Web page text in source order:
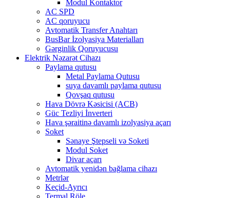
Modul Kontaktor
AC SPD
AC qoruyucu
Avtomatik Transfer Anahtarı
BusBar İzolyasiya Materialları
Gərginlik Qoruyucusu
Elektrik Nəzarət Cihazı
Paylama qutusu
Metal Paylama Qutusu
suya davamlı paylama qutusu
Qovşaq qutusu
Hava Dövrə Kəsicisi (ACB)
Güc Tezliyi İnverteri
Hava şəraitinə davamlı izolyasiya açarı
Soket
Sənaye Ştepseli və Soketi
Modul Soket
Divar açarı
Avtomatik yenidən bağlama cihazı
Metrlər
Keçid-Ayrıcı